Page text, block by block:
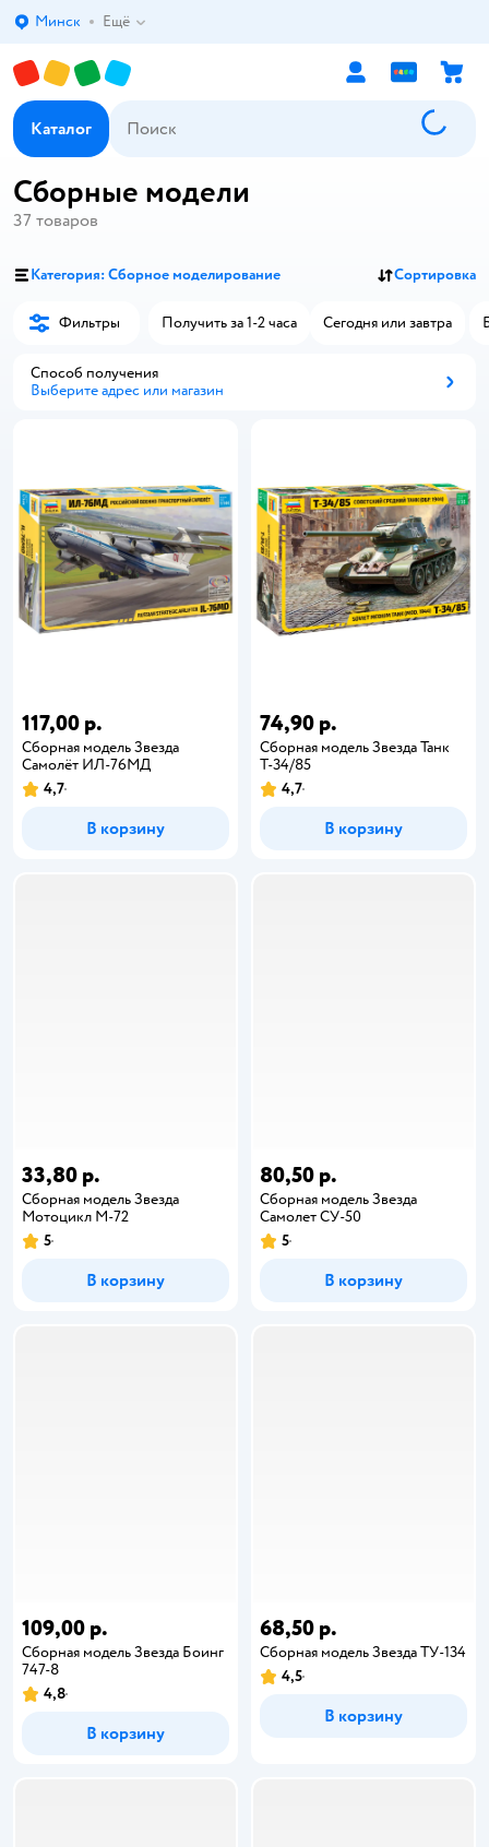
Выбор адреса доставки.
Минск Ещё
Каталог
Сборные модели
37 товаров
Категория: Сборное моделирование Сортировка
Фильтры Получить за 1-2 часа Сегодня или завтра
Способ получения
Выберите адрес или магазин
117,00 р.
Сборная модель Звезда
Самолёт ИЛ-76МД
4,7
В корзину
74,90 р.
Сборная модель Звезда Танк
Т-34/85
4,7
В корзину
33,80 р.
Сборная модель Звезда
Мотоцикл М-72
5
В корзину
80,50 р.
Сборная модель Звезда
Самолет СУ-50
5
В корзину
109,00 р.
Сборная модель Звезда Боинг
747-8
4,8
В корзину
68,50 р.
Сборная модель Звезда ТУ-134
4,5
В корзину